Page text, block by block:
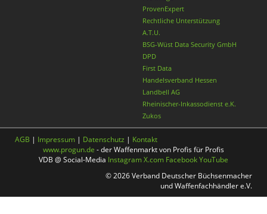
ProvenExpert
Rechtliche Unterstützung
A.T.U.
BSG-Wüst Data Security GmbH
DPD
First Data
Handelsverband Hessen
Landbell AG
Rheinischer-Inkassodienst e.K.
Zukos
AGB | Impressum | Datenschutz | Kontakt
www.progun.de - der Waffenmarkt von Profis für Profis
VDB @ Social-Media InstagramX.com FacebookYouTube
© 2026 Verband Deutscher Büchsenmacher
und Waffenfachhändler e.V.